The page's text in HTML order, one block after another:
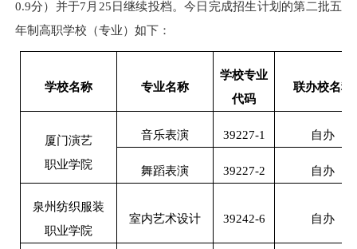
0.9分）并于7月 25日继续投档。今日完成招生计划的第二批五
年制高职学校（专业）如下：
学校名称 专业名称
学校专业
代码
联办校名称
厦门演艺
职业学院
音乐表演 39227-1 自办
舞蹈表演 39227-2 自办
泉州纺织服装
职业学院
室内艺术设计 39242-6 自办